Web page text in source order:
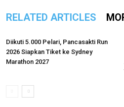
RELATED ARTICLES
Diikuti 5.000 Pelari, Pancasakti Run
2026 Siapkan Tiket ke Sydney
Marathon 2027